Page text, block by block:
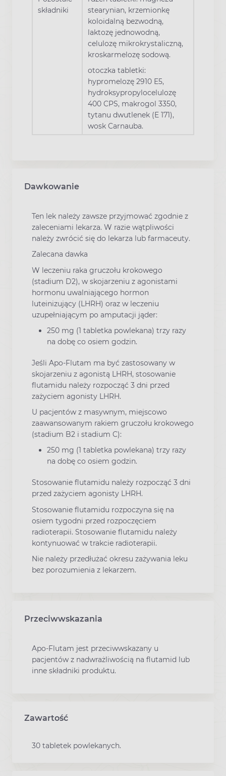
składniki
stearynian, krzemionkę
koloidalną bezwodną,
laktozę jednowodną,
celulozę mikrokrystaliczną,
kroskarmelozę sodową.
otoczka tabletki:
hypromelozę 2910 E5,
hydroksypropylocelulozę
400 CPS, makrogol 3350,
tytanu dwutlenek (E 171),
wosk Carnauba.
Dawkowanie
Ten lek należy zawsze przyjmować zgodnie z
zaleceniami lekarza. W razie wątpliwości
należy zwrócić się do lekarza lub farmaceuty.
Zalecana dawka
W leczeniu raka gruczołu krokowego
(stadium D2), w skojarzeniu z agonistami
hormonu uwalniającego hormon
luteinizujący (LHRH) oraz w leczeniu
uzupełniającym po amputacji jąder:
250 mg (1 tabletka powlekana) trzy razy
na dobę co osiem godzin.
Jeśli Apo-Flutam ma być zastosowany w
skojarzeniu z agonistą LHRH, stosowanie
flutamidu należy rozpocząć 3 dni przed
zażyciem agonisty LHRH.
U pacjentów z masywnym, miejscowo
zaawansowanym rakiem gruczołu krokowego
(stadium B2 i stadium C):
250 mg (1 tabletka powlekana) trzy razy
na dobę co osiem godzin.
Stosowanie flutamidu należy rozpocząć 3 dni
przed zażyciem agonisty LHRH.
Stosowanie flutamidu rozpoczyna się na
osiem tygodni przed rozpoczęciem
radioterapii. Stosowanie flutamidu należy
kontynuować w trakcie radioterapii.
Nie należy przedłużać okresu zażywania leku
bez porozumienia z lekarzem.
Przeciwwskazania
Apo-Flutam jest przeciwwskazany u
pacjentów z nadwrażliwością na flutamid lub
inne składniki produktu.
Zawartość
30 tabletek powlekanych.